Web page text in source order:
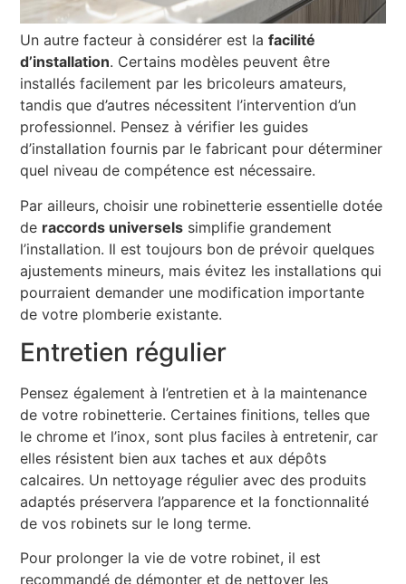
Un autre facteur à considérer est lafacilité
d’installation. Certains modèles peuvent être
installés facilement par les bricoleurs amateurs,
tandis que d’autres nécessitent l’intervention d’un
professionnel. Pensez à vérifier les guides
d’installation fournis par le fabricant pour déterminer
quel niveau de compétence est nécessaire.
Par ailleurs, choisir une robinetterie essentielle dotée
de raccords universels simplifie grandement
l’installation. Il est toujours bon de prévoir quelques
ajustements mineurs, mais évitez les installations qui
pourraient demander une modification importante
de votre plomberie existante.
Entretien régulier
Pensez également à l’entretien et à la maintenance
de votre robinetterie. Certaines finitions, telles que
le chrome et l’inox, sont plus faciles à entretenir, car
elles résistent bien aux taches et aux dépôts
calcaires. Un nettoyage régulier avec des produits
adaptés préservera l’apparence et la fonctionnalité
de vos robinets sur le long terme.
Pour prolonger la vie de votre robinet, il est
recommandé de démonter et de nettoyer les